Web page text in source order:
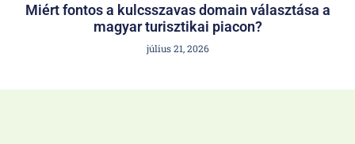
Miért fontos a kulcsszavas domain választása a
magyar turisztikai piacon?
július 21, 2026